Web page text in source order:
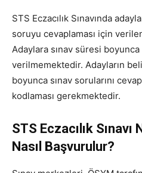
STS Eczacılık Sınavında
soruyu cevaplaması için
Adaylara sınav süresi
verilmemektedir. Adayların
boyunca sınav sorularını
kodlaması gerekmektedir.
STS Eczacılık Sınavı
Nasıl Başvurulur?